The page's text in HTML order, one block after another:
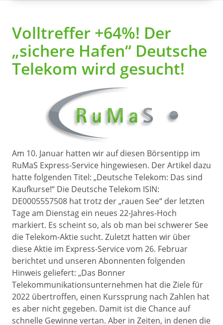
Volltreffer +64%! Der
„sichere Hafen“ Deutsche
Telekom wird gesucht!
Am 10. Januar hatten wir auf diesen Börsentipp im
RuMaS Express-Service hingewiesen. Der Artikel dazu
hatte folgenden Titel: „Deutsche Telekom: Das sind
Kaufkurse!“ Die Deutsche Telekom ISIN:
DE0005557508 hat trotz der „rauen See“ der letzten
Tage am Dienstag ein neues 22-Jahres-Hoch
markiert. Es scheint so, als ob man bei schwerer See
die Telekom-Aktie sucht. Zuletzt hatten wir über
diese Aktie im Express-Service vom 26. Februar
berichtet und unseren Abonnenten folgenden
Hinweis geliefert: „Das Bonner
Telekommunikationsunternehmen hat die Ziele für
2022 übertroffen, einen Kurssprung nach Zahlen hat
es aber nicht gegeben. Damit ist die Chance auf
schnelle Gewinne vertan. Aber in Zeiten, in denen die